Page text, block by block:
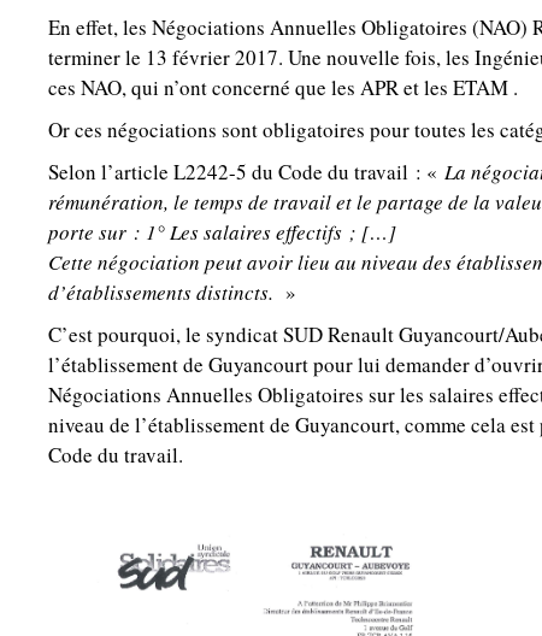
En effet, les Négociations Annuelles Obligatoires (NAO)
terminer le 13 février 2017. Une nouvelle fois, les
ces NAO, qui n’ont concerné que les APR et les ETAM .
Or ces négociations sont obligatoires pour toutes les
Selon l’article L2242-5 du Code du travail : « La
rémunération, le temps de travail et le partage de la
porte sur : 1° Les salaires effectifs ; […]
Cette négociation peut avoir lieu au niveau des
d’établissements distincts. »
C’est pourquoi, le syndicat SUD Renault Guyancourt/
l’établissement de Guyancourt pour lui demander
Négociations Annuelles Obligatoires sur les salaires
niveau de l’établissement de Guyancourt, comme cela
Code du travail.